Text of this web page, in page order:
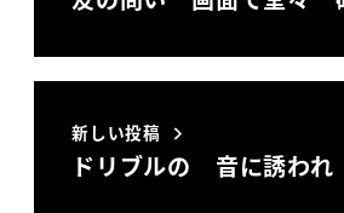
新しい投稿
ドリブルの 音に誘わ